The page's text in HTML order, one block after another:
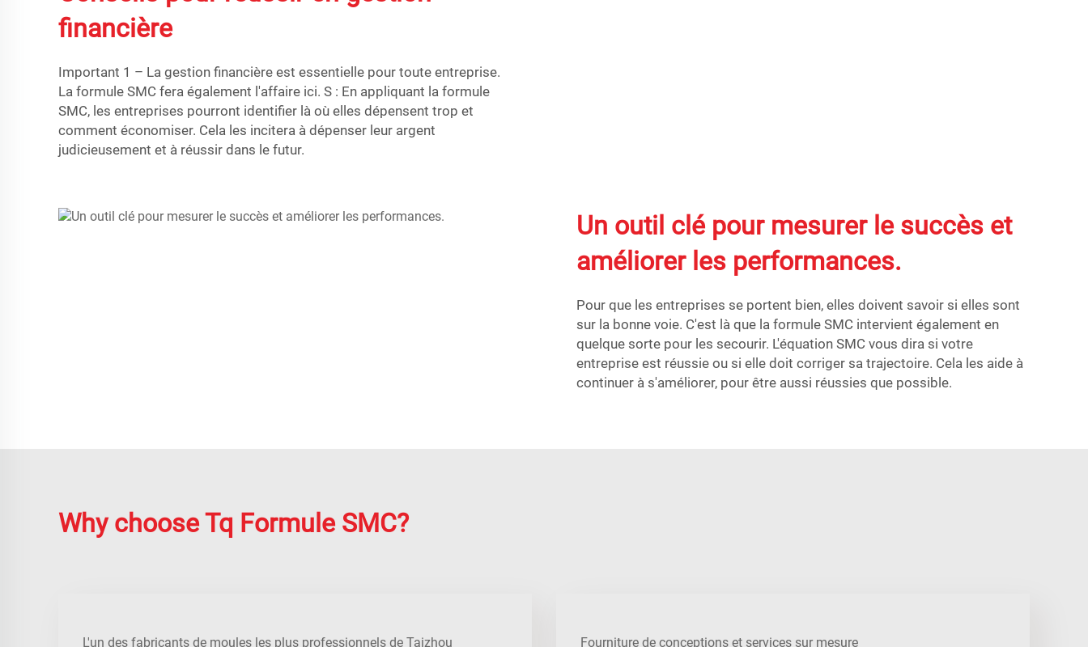
financière
Important 1 – La gestion financière est essentielle pour toute entreprise.
La formule SMC fera également l'affaire ici. S : En appliquant la formule
SMC, les entreprises pourront identifier là où elles dépensent trop et
comment économiser. Cela les incitera à dépenser leur argent
judicieusement et à réussir dans le futur.
Un outil clé pour mesurer le succès et
améliorer les performances.
Pour que les entreprises se portent bien, elles doivent savoir si elles sont
sur la bonne voie. C'est là que la formule SMC intervient également en
quelque sorte pour les secourir. L'équation SMC vous dira si votre
entreprise est réussie ou si elle doit corriger sa trajectoire. Cela les aide à
continuer à s'améliorer, pour être aussi réussies que possible.
Why choose Tq Formule SMC?
L'un des fabricants de moules les plus professionnels de Taizhou Fourniture de conceptions et services sur mesure